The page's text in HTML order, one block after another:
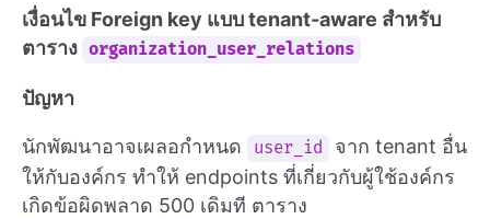
เงื่อนไข Foreign key แบบ tenant-aware สำหรับ
ตาราง organization_user_relations
ปัญหา
นักพัฒนาอาจเผลอกำหนด user_id
จาก tenant อื่น
ให้กับองค์กร ทำให้ endpoints ที่เกี่ยวกับผู้ใช้องค์กร
เกิดข้อผิดพลาด 500 เดิมที ตาราง